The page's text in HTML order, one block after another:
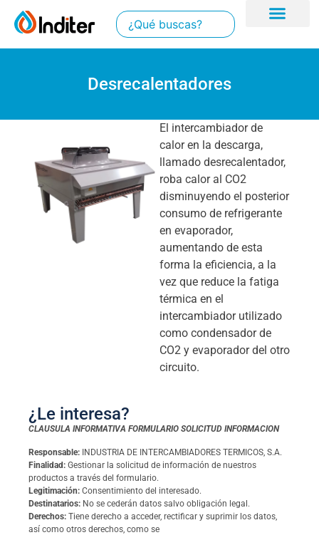
Desrecalentadores
El intercambiador de
calor en la descarga,
llamado desrecalentador,
roba calor al CO2
disminuyendo el posterior
consumo de refrigerante
en evaporador,
aumentando de esta
forma la eficiencia, a la
vez que reduce la fatiga
térmica en el
intercambiador utilizado
como condensador de
CO2 y evaporador del otro
circuito.
¿Le interesa?
CLAUSULA INFORMATIVA FORMULARIO SOLICITUD INFORMACION
Responsable: INDUSTRIA DE INTERCAMBIADORES TERMICOS, S.A.
Finalidad: Gestionar la solicitud de información de nuestros
productos a través del formulario.
Legitimación: Consentimiento del interesado.
Destinatarios: No se cederán datos salvo obligación legal.
Derechos: Tiene derecho a acceder, rectificar y suprimir los datos,
así como otros derechos, como se